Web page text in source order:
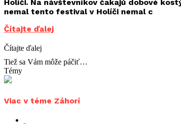
Holíči. Na návštevníkov čakajú dobové
nemal tento festival v Holíči nemal c
Čítajte ďalej
Čítajte ďalej
Tiež sa Vám môže páčiť…
Témy
Viac v téme Záhorí